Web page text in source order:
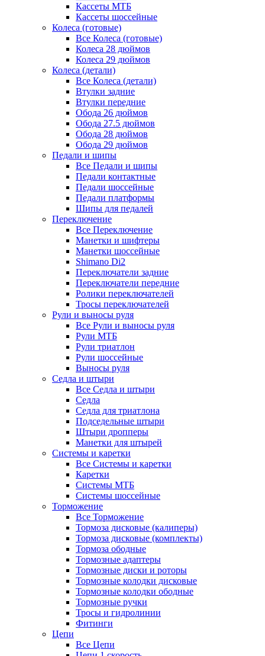
Кассеты МТБ
Кассеты шоссейные
Колеса (готовые)
Все Колеса (готовые)
Колеса 28 дюймов
Колеса 29 дюймов
Колеса (детали)
Все Колеса (детали)
Втулки задние
Втулки передние
Обода 26 дюймов
Обода 27.5 дюймов
Обода 28 дюймов
Обода 29 дюймов
Педали и шипы
Все Педали и шипы
Педали контактные
Педали шоссейные
Педали платформы
Шипы для педалей
Переключение
Все Переключение
Манетки и шифтеры
Манетки шоссейные
Shimano Di2
Переключатели задние
Переключатели передние
Ролики переключателей
Тросы переключателей
Рули и выносы руля
Все Рули и выносы руля
Рули МТБ
Рули триатлон
Рули шоссейные
Выносы руля
Седла и штыри
Все Седла и штыри
Седла
Седла для триатлона
Подседельные штыри
Штыри дропперы
Манетки для штырей
Системы и каретки
Все Системы и каретки
Каретки
Системы МТБ
Системы шоссейные
Торможение
Все Торможение
Тормоза дисковые (калиперы)
Тормоза дисковые (комплекты)
Тормоза ободные
Тормозные адаптеры
Тормозные диски и роторы
Тормозные колодки дисковые
Тормозные колодки ободные
Тормозные ручки
Тросы и гидролинии
Фитинги
Цепи
Все Цепи